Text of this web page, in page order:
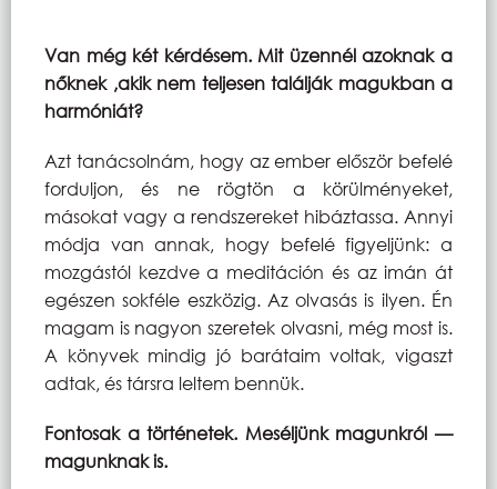
Van még két kérdésem. Mit üzennél azoknak a
nőknek ,akik nem teljesen találják magukban a
harmóniát?
Azt tanácsolnám, hogy az ember először befelé
forduljon, és ne rögtön a körülményeket,
másokat vagy a rendszereket hibáztassa. Annyi
módja van annak, hogy befelé figyeljünk: a
mozgástól kezdve a meditáción és az imán át
egészen sokféle eszközig. Az olvasás is ilyen. Én
magam is nagyon szeretek olvasni, még most is.
A könyvek mindig jó barátaim voltak, vigaszt
adtak, és társra leltem bennük.
Fontosak a történetek. Meséljünk magunkról —
magunknak is.